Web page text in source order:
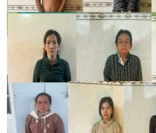
Phó Tổng Biên tập:
Sở hữu trí tuệ
RSS
Ngôn ngữ